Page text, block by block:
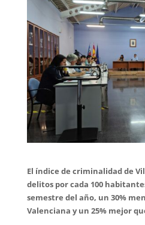
El índice de criminalidad de
delitos por cada 100
semestre del año, un 30%
Valenciana y un 25% mejor